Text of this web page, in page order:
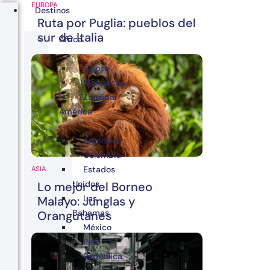
EUROPA
Ruta por Puglia: pueblos del
sur de Italia
ASIA
Lo mejor del Borneo
Malayo: Junglas y
Orangutanes
Destinos
África
Egipto
Marruecos
Zanzibar
América
Argentina
Colombia
Estados
Unidos
Las
Bahamas
México
Perú
República